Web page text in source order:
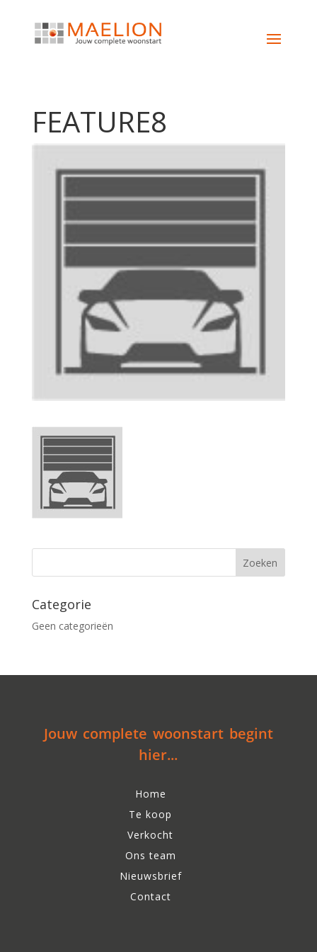
FEATURE8
Categorie
Geen categorieën
Jouw complete woonstart begint
hier...
Home
Te koop
Verkocht
Ons team
Nieuwsbrief
Contact